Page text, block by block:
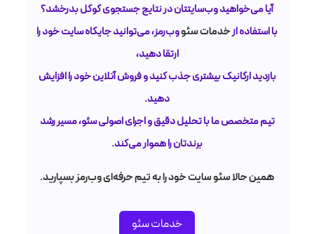
آیا می‌خواهید وب‌سایتتان در نتایج جستجوی گوگل بدرخشد؟
با استفاده ازخدمات سئووب‌رمز، می‌توانید جایگاه سایت خود را
ارتقا دهید،
بازدید ارگانیک بیشتری جذب کنید و فروش آنلاین خود را افزایش
دهید.
تیم متخصص ما با تحلیل دقیق و اجرای اصولی سئو، مسیر رشد
برندتان را هموار می‌کند.
همین حالا سئو سایت خود را به تیم حرفه‌ای وب‌رمز بسپارید.
خدمات سئو